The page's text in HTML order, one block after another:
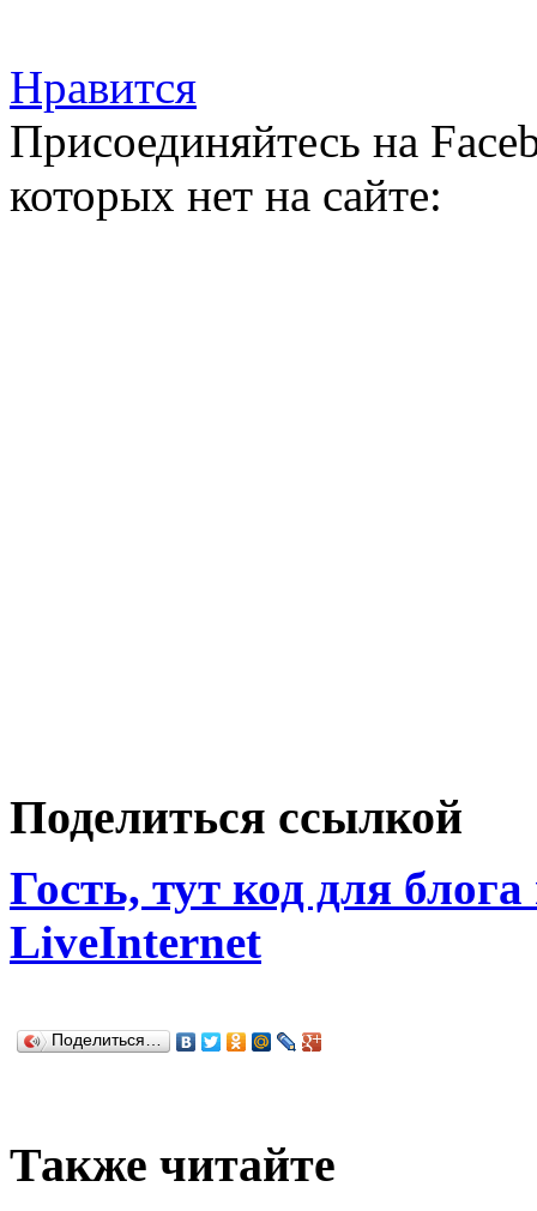
Нравится
Присоединяйтесь на
которых нет на сайте:
Поделиться ссылкой
Гость, тут код для
LiveInternet
Поделиться…
Также читайте